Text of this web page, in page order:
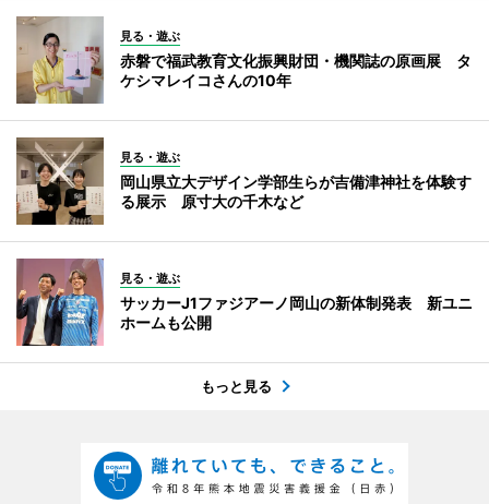
見る・遊ぶ
赤磐で福武教育文化振興財団・機関誌の原画展 タ
ケシマレイコさんの10年
見る・遊ぶ
岡山県立大デザイン学部生らが吉備津神社を体験す
る展示 原寸大の千木など
見る・遊ぶ
サッカーJ1ファジアーノ岡山の新体制発表 新ユニ
ホームも公開
もっと見る